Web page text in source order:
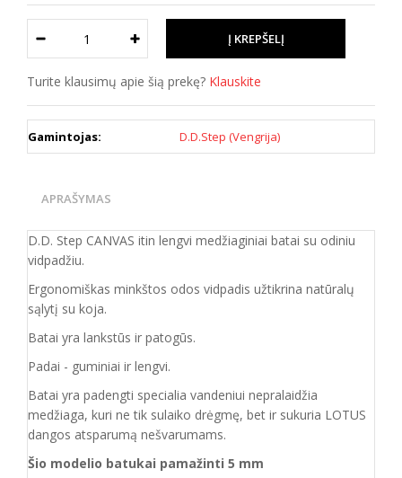
Turite klausimų apie šią prekę? Klauskite
Gamintojas: D.D.Step (Vengrija)
APRAŠYMAS
D.D. Step CANVAS itin lengvi medžiaginiai batai su odiniu
vidpadžiu.
Ergonomiškas minkštos odos vidpadis užtikrina natūralų
sąlytį su koja.
Batai yra lankstūs ir patogūs.
Padai - guminiai ir lengvi.
Batai yra padengti specialia vandeniui nepralaidžia
medžiaga, kuri ne tik sulaiko drėgmę, bet ir sukuria LOTUS
dangos atsparumą nešvarumams.
Šio modelio batukai pamažinti 5 mm